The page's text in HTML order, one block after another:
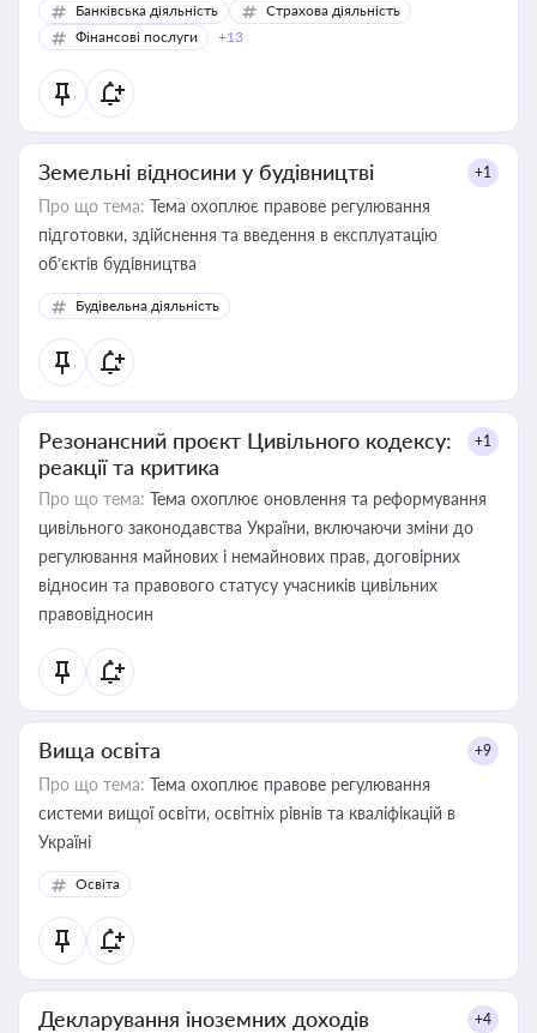
Банківська діяльність
Страхова діяльність
Фінансові послуги
+13
Земельні відносини у будівництві +1
Про що тема: Тема охоплює правове регулювання
підготовки, здійснення та введення в експлуатацію
об’єктів будівництва
Будівельна діяльність
Резонансний проєкт Цивільного кодексу:
реакції та критика
+1
Про що тема: Тема охоплює оновлення та реформування
цивільного законодавства України, включаючи зміни до
регулювання майнових і немайнових прав, договірних
відносин та правового статусу учасників цивільних
правовідносин
Вища освіта +9
Про що тема: Тема охоплює правове регулювання
системи вищої освіти, освітніх рівнів та кваліфікацій в
Україні
Освіта
Декларування іноземних доходів +4